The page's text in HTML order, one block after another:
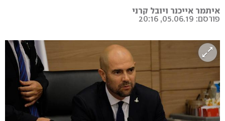
איתמר אייכנר ויובל קרני
פורסם: 05.06.19, 20:16